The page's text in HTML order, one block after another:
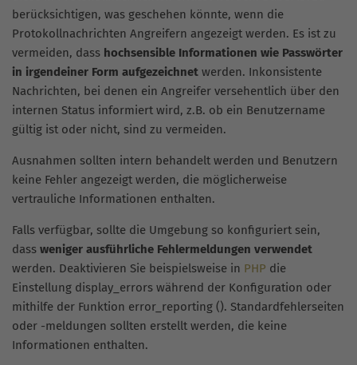
berücksichtigen, was geschehen könnte, wenn die
Protokollnachrichten Angreifern angezeigt werden. Es ist zu
vermeiden, dass hochsensible Informationen wie Passwörter
in irgendeiner Form aufgezeichnet werden. Inkonsistente
Nachrichten, bei denen ein Angreifer versehentlich über den
internen Status informiert wird, z.B. ob ein Benutzername
gültig ist oder nicht, sind zu vermeiden.
Ausnahmen sollten intern behandelt werden und Benutzern
keine Fehler angezeigt werden, die möglicherweise
vertrauliche Informationen enthalten.
Falls verfügbar, sollte die Umgebung so konfiguriert sein,
dass weniger ausführliche Fehlermeldungen verwendet
werden. Deaktivieren Sie beispielsweise in PHP die
Einstellung display_errors während der Konfiguration oder
mithilfe der Funktion error_reporting (). Standardfehlerseiten
oder -meldungen sollten erstellt werden, die keine
Informationen enthalten.